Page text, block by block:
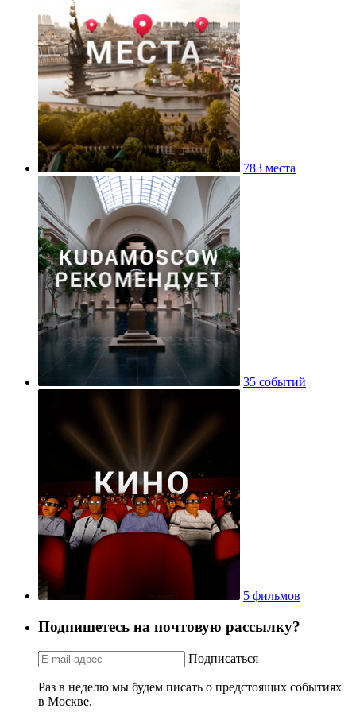
783 места
35 событий
5 фильмов
Подпишетесь на почтовую рассылку?
Подписаться
Раз в неделю мы будем писать о предстоящих событиях
в Москве.